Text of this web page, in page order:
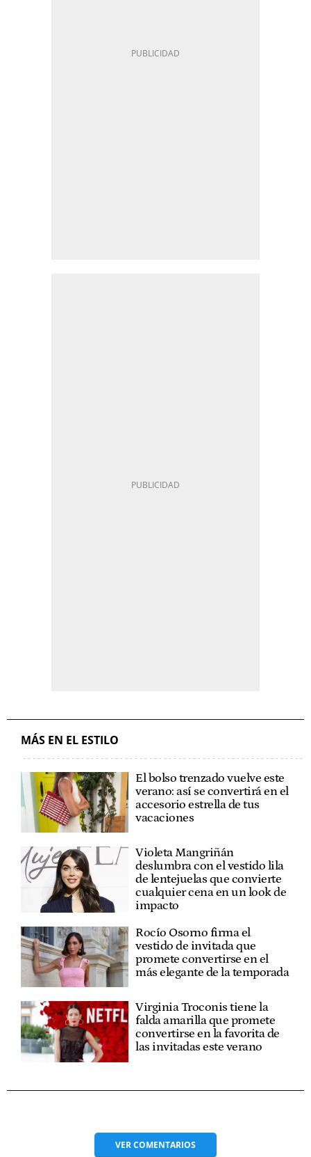
MÁS EN EL ESTILO
El bolso trenzado vuelve este
verano: así se convertirá en el
accesorio estrella de tus
vacaciones
Violeta Mangriñán
deslumbra con el vestido lila
de lentejuelas que convierte
cualquier cena en un look de
impacto
Rocío Osorno firma el
vestido de invitada que
promete convertirse en el
más elegante de la temporada
Virginia Troconis tiene la
falda amarilla que promete
convertirse en la favorita de
las invitadas este verano
VERCOMENTARIOS